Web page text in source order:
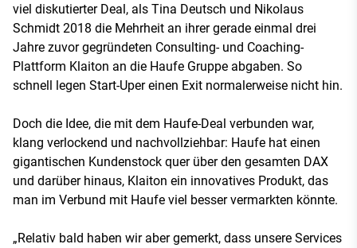
viel diskutierter Deal, als Tina Deutsch und Nikolaus
Schmidt 2018 die Mehrheit an ihrer gerade einmal drei
Jahre zuvor gegründeten Consulting- und Coaching-
Plattform Klaiton an die Haufe Gruppe abgaben. So
schnell legen Start-Uper einen Exit normalerweise nicht hin.
Doch die Idee, die mit dem Haufe-Deal verbunden war,
klang verlockend und nachvollziehbar: Haufe hat einen
gigantischen Kundenstock quer über den gesamten DAX
und darüber hinaus, Klaiton ein innovatives Produkt, das
man im Verbund mit Haufe viel besser vermarkten könnte.
„Relativ bald haben wir aber gemerkt, dass unsere Services